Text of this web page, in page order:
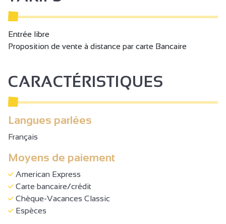
Entrée libre
Proposition de vente à distance par carte Bancaire
CARACTÉRISTIQUES
Langues parlées
Français
Moyens de paiement
American Express
Carte bancaire/crédit
Chèque-Vacances Classic
Espèces